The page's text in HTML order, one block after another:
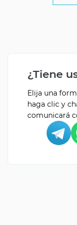
¿Tiene
Elija una
haga clic y
comunicará